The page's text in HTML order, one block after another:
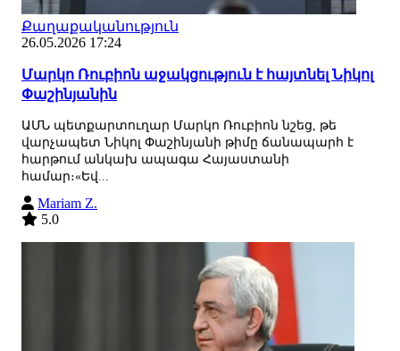
Քաղաքականություն
26.05.2026 17:24
Մարկո Ռուբիոն աջակցություն է հայտնել Նիկոլ
Փաշինյանին
ԱՄՆ պետքարտուղար Մարկո Ռուբիոն նշեց, թե
վարչապետ Նիկոլ Փաշինյանի թիմը ճանապարհ է
հարթում անկախ ապագա Հայաստանի
համար։«Եվ...
Mariam Z.
5.0